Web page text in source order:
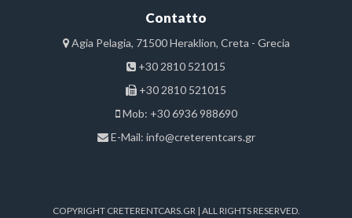
Contatto
Agia Pelagia, 71500 Heraklion, Creta - Grecia
+30 2810 521015
+30 2810 521015
Mob: +30 6936 988690
E-Mail: info@creterentcars.gr
COPYRIGHT CRETERENTCARS.GR | ALL RIGHTS RESERVED.